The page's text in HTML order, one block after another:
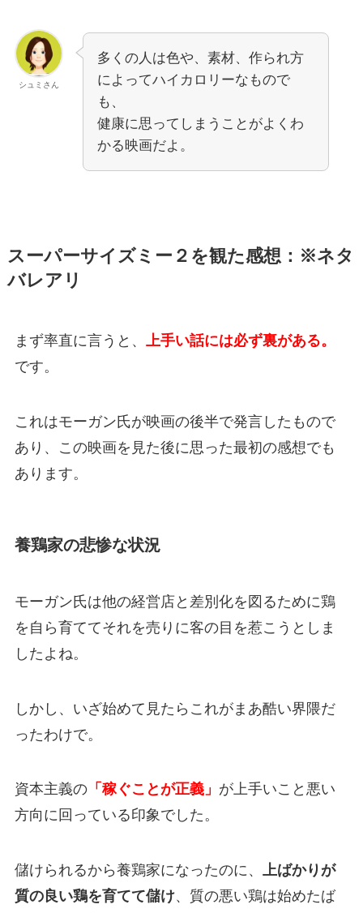
シュミさん
多くの人は色や、素材、作られ方
によってハイカロリーなもので
も、
健康に思ってしまうことがよくわ
かる映画だよ。
スーパーサイズミー２を観た感想：※ネタ
バレアリ
まず率直に言うと、 上手い話には必ず裏がある。
です。
これはモーガン氏が映画の後半で発言したもので
あり、この映画を見た後に思った最初の感想でも
あります。
養鶏家の悲惨な状況
モーガン氏は他の経営店と差別化を図るために鶏
を自ら育ててそれを売りに客の目を惹こうとしま
したよね。
しかし、いざ始めて見たらこれがまあ酷い界隈だ
ったわけで。
資本主義の「稼ぐことが正義」 が上手いこと悪い
方向に回っている印象でした。
儲けられるから養鶏家になったのに、 上ばかりが
質の良い鶏を育てて儲け、質の悪い鶏は始めたば